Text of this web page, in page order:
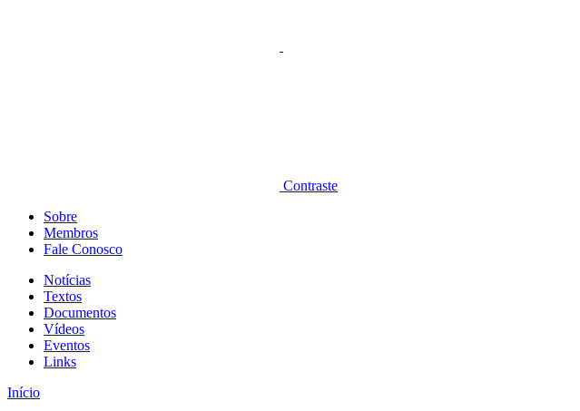
Contraste
Sobre
Membros
Fale Conosco
Notícias
Textos
Documentos
Vídeos
Eventos
Links
Início